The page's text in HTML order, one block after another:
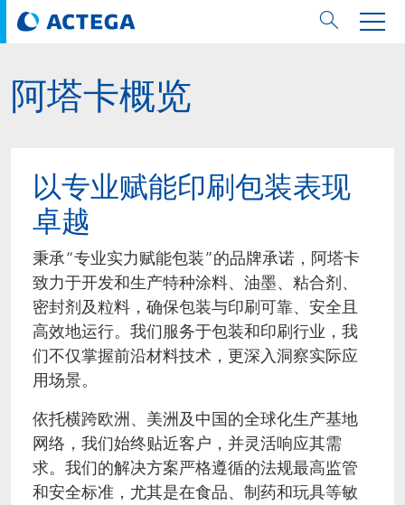
阿塔卡概览
以专业赋能印刷包装表现
卓越
秉承“专业实力赋能包装”的品牌承诺，阿塔卡
致力于开发和生产特种涂料、油墨、粘合剂、
密封剂及粒料，确保包装与印刷可靠、安全且
高效地运行。我们服务于包装和印刷行业，我
们不仅掌握前沿材料技术，更深入洞察实际应
用场景。
依托横跨欧洲、美洲及中国的全球化生产基地
网络，我们始终贴近客户，并灵活响应其需
求。我们的解决方案严格遵循的法规最高监管
和安全标准，尤其是在食品、制药和玩具等敏
用纸张和纸板
用纸张和纸板
油墨
粘合剂
用于软包装和铝箔
油墨
粘合剂
对于标签
对于标签
油墨
粘合剂
用于金属包装和封口
用于金属包装和封口
密封胶
油墨
密封垫片粒料
Technologies
Technologies
ECOLEAF®
ROTARflow
Signite®
品牌
ACTEbond
ACTEcoat
ACTEseal
ACTExact
ACTGreen
ACTNext
BlisterKote
服务
涂料用量计算器
知识
线上问题解决
印样
白皮书
可持续性
循环经济
体系认证
安全有序
解决方案
可持续发展法规
PPWR
我们一起行动
Bees at ACTEGA
ACTEGA Bag
FAQ
关于阿塔卡
Management Team
品牌承诺
业务线
软包业务部
纸品业务部
职业生涯
公司介绍
公司介绍
ACTEGA Do Brasil
ACTEGA Foshan
ACTEGA GmbH
ACTEGA Metal Print
ACTEGA North America
ACTEGA Rhenacoat
ACTEGA Schmid Rhyner
新闻与活动
展会与活动
年新闻发布
Newsletter
社会媒体
联系媒介公关
English
Français
Chinese
Portuguese
欧洲、中东和非洲 (EMEA)
大中华区
北美州
南美州